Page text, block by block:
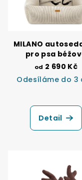
MILANO
pro psa
od 2 690 Kč
Odesíláme do 3
Detail